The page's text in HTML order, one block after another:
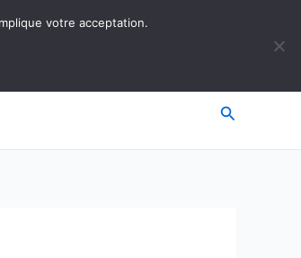
votre acceptation.